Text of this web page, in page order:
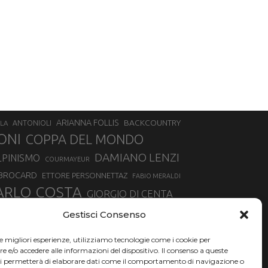
Gestisci Consenso
migliori esperienze, utilizziamo tecnologie come i cookie per
e/o accedere alle informazioni del dispositivo. Il consenso a queste
permetterà di elaborare dati come il comportamento di navigazione o
ANTONIOLI ARIANNA FOLLIS
BACKCOUNTRY
COPPA DEL MONDO
COURMAYEUR DAMIANO LENZI
ETTORE PERSONNETTAZ FABIO MERALDI
COSTA GIORGIO DI CENTA
LUCA MATTEOTTI MADONNA DI CAMPIGLIO
NAZIONALE DI SCIALPINISMO NORVEGIA
PSL